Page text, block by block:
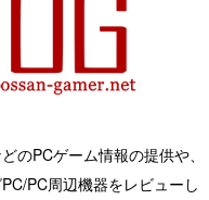
のPCゲーム情報の提供や、
PC周辺機器をレビューし